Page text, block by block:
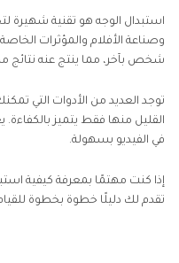
استبدال الوجه هو تقنية شهيرة
وصناعة الأفلام والمؤثرات
شخص بآخر، مما ينتج عنه
توجد العديد من الأدوات التي
في الفيديو بسهولة.
تقدم لك دليلًا خطوة بخطوة